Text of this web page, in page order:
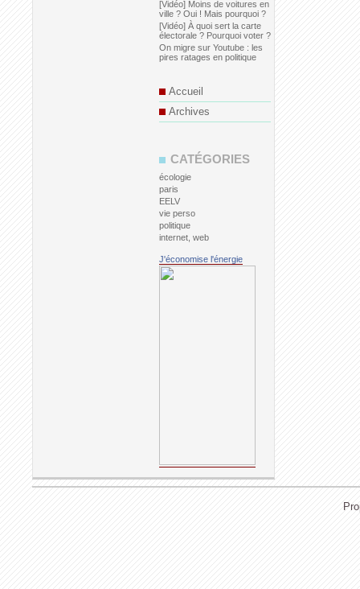
[Vidéo] Moins de voitures en
ville ? Oui ! Mais pourquoi ?
[Vidéo] À quoi sert la carte
électorale ? Pourquoi voter ?
On migre sur Youtube : les
pires ratages en politique
Accueil
Archives
CATÉGORIES
écologie
paris
EELV
vie perso
politique
internet, web
J'économise l'énergie